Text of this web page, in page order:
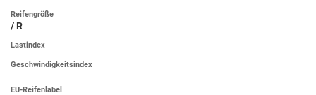
Reifengröße
/ R
Lastindex
Geschwindigkeitsindex
EU-Reifenlabel